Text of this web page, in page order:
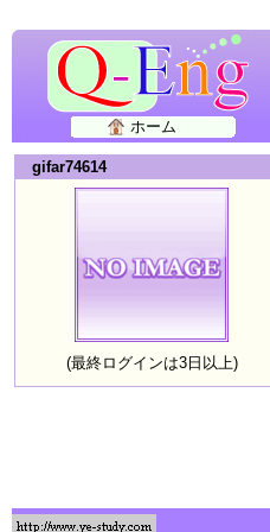
ホーム
gifar74614
(最終ログインは3日以上)